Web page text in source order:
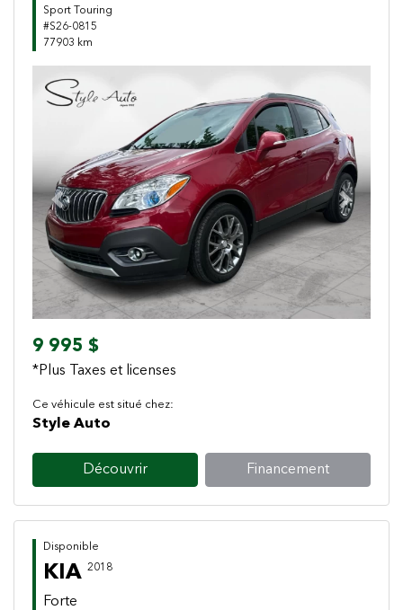
Sport Touring
#S26-0815
77903 km
Previous Next
9 995 $
*Plus Taxes et licenses
Ce véhicule est situé chez:
Style Auto
Découvrir Financement
Disponible
KIA 2018
Forte